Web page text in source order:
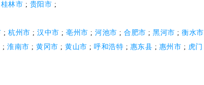
桂林市 ; 贵阳市 ;
; 杭州市 ; 汉中市 ; 亳州市 ; 河池市 ; 合肥市 ; 黑河市 ; 衡水市
; 淮南市 ; 黄冈市 ; 黄山市 ; 呼和浩特 ; 惠东县 ; 惠州市 ; 虎门